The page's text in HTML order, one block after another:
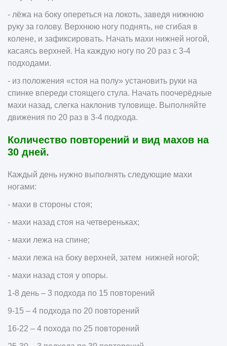
- лёжа на боку опереться на локоть, заведя нижнюю
руку за голову. Верхнюю ногу поднять, не сгибая в
колене, и зафиксировать. Начать махи нижней ногой,
касаясь верхней. На каждую ногу по 20 раз с 3-4
подходами.
- из положения «стоя на полу» установить руки на
спинке впереди стоящего стула. Начать поочерёдные
махи назад, слегка наклонив туловище. Выполняйте
движения по 20 раз в 3-4 подхода.
Количество повторений и вид махов на
30 дней.
Каждый день нужно выполнять следующие махи
ногами:
- махи в стороны стоя;
- махи назад стоя на четвереньках;
- махи лежа на спине;
- махи лежа на боку верхней, затем нижней ногой;
- махи назад стоя у опоры.
1-8 день – 3 подхода по 15 повторений
9-15 – 4 подхода по 20 повторений
16-22 – 4 похода по 25 повторений